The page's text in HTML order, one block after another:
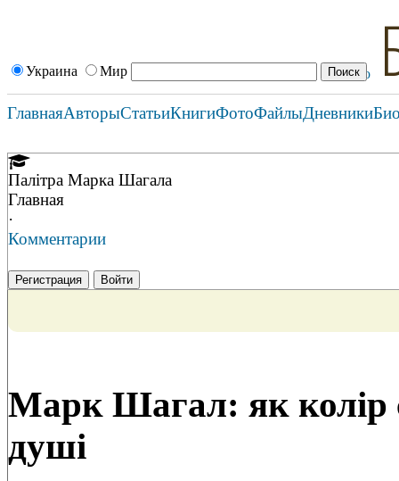
Украина Мир
ГлавнаяАвторыСтатьиКнигиФотоФайлыДневники
Палітра Марка Шагала
Главная
·
Комментарии
Регистрация Войти
Марк Шагал: як колір
душі